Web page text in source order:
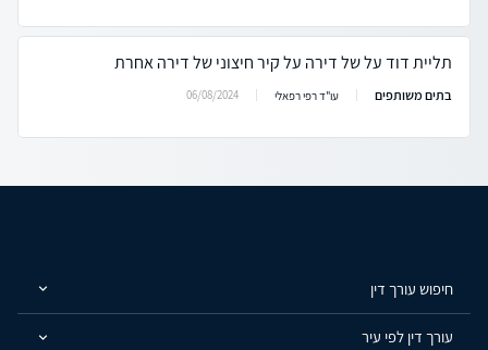
תליית דוד על של דירה על קיר חיצוני של דירה אחרת
בתים משותפים עו"ד רפי רפאלי 06/08/2024
חיפוש עורך דין
עורך דין לפי עיר